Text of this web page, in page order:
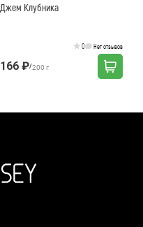
Джем Клубника
0 Нет отзывов
166 ₽/200 г